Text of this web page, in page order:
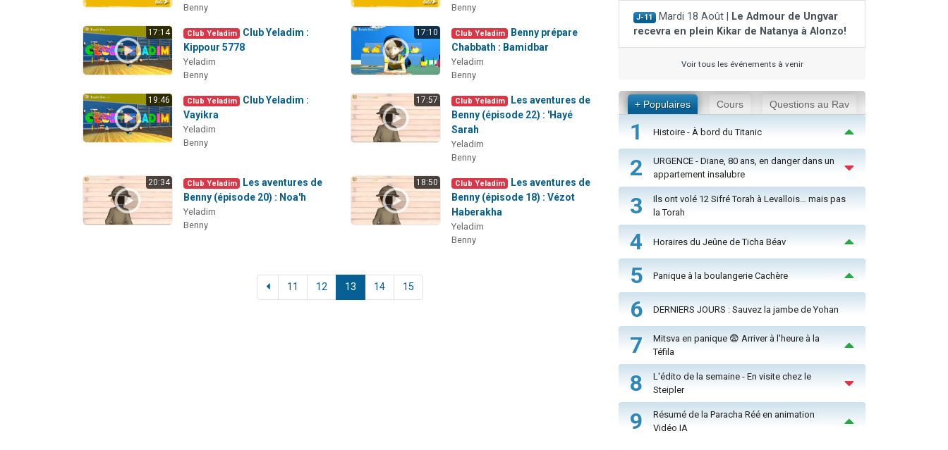
Benny
Benny
17:14 Club Yeladim
Club Yeladim :
Kippour 5778
Yeladim
Benny
17:10 Club Yeladim
Benny prépare
Chabbath : Bamidbar
Yeladim
Benny
19:46 Club Yeladim
Club Yeladim :
Vayikra
Yeladim
Benny
17:57 Club Yeladim
Les aventures de
Benny (épisode 22) : 'Hayé
Sarah
Yeladim
Benny
20:34 Club Yeladim
Les aventures de
Benny (épisode 20) : Noa'h
Yeladim
Benny
18:50 Club Yeladim
Les aventures de
Benny (épisode 18) : Vézot
Haberakha
Yeladim
Benny
11 12 13 14 15
J-11 Mardi 18 Août |
Le Admour de Ungvar
recevra en plein Kikar de Natanya à Alonzo!
Voir tous les événements à venir
+ Populaires Cours Questions au Rav
1 Histoire - À bord du Titanic
2
URGENCE - Diane, 80 ans, en danger dans un
appartement insalubre
3
Ils ont volé 12 Sifré Torah à Levallois… mais pas
la Torah
4 Horaires du Jeûne de Ticha Béav
5 Panique à la boulangerie Cachère
6 DERNIERS JOURS : Sauvez la jambe de Yohan
7
Mitsva en panique 😨 Arriver à l'heure à la
Téfila
8
L'édito de la semaine - En visite chez le
Steipler
9
Résumé de la Paracha Réé en animation
Vidéo IA